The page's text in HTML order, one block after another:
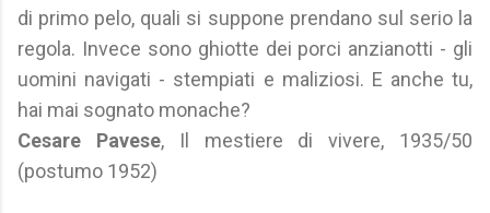
di primo pelo, quali si suppone prendano sul serio la
regola. Invece sono ghiotte dei porci anzianotti - gli
uomini navigati - stempiati e maliziosi. E anche tu,
hai mai sognato monache?
Cesare Pavese, Il mestiere di vivere, 1935/50
(postumo 1952)